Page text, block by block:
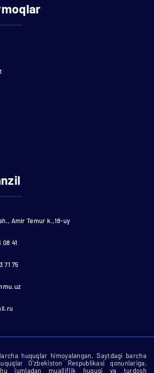
Amir Temur k.,18-uy
08 41
71 75
huquqlar himoyalangan. Saytdagi barcha
O'zbekiston Respublikasi qonunlariga,
jumladan mualliflik huquqi va turdosh